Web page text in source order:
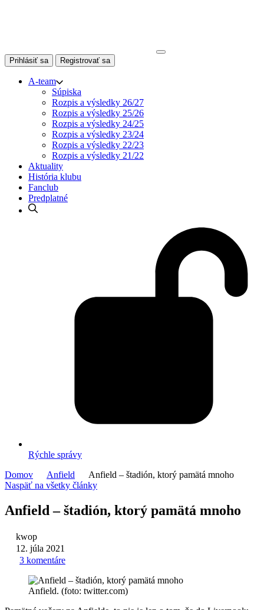
Prihlásiť sa Registrovať sa
A-team
Súpiska
Rozpis a výsledky 26/27
Rozpis a výsledky 25/26
Rozpis a výsledky 24/25
Rozpis a výsledky 23/24
Rozpis a výsledky 22/23
Rozpis a výsledky 21/22
Aktuality
História klubu
Fanclub
Predplatné
Rýchle správy
Domov
Anfield
Anfield – štadión, ktorý pamätá mnoho
Naspäť na všetky články
Anfield – štadión, ktorý pamätá mnoho
kwop
12. júla 2021
3 komentáre
Anfield. (foto: twitter.com)